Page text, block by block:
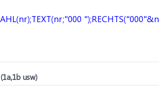
usw)